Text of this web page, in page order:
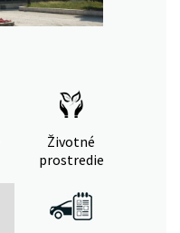
Životné
prostredie